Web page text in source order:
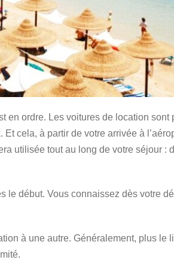
en ordre. Les voitures de location sont
Et cela, à partir de votre arrivée à
utilisée tout au long de votre séjour :
le début. Vous connaissez dès votre
à une autre. Généralement, plus le